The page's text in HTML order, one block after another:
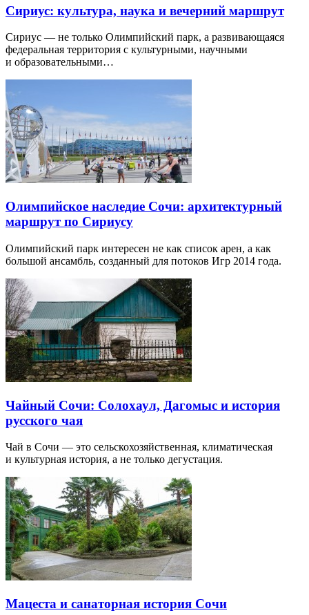
Сириус: культура, наука и вечерний маршрут
Сириус — не только Олимпийский парк, а развивающаяся
федеральная территория с культурными, научными
и образовательными…
Олимпийское наследие Сочи: архитектурный
маршрут по Сириусу
Олимпийский парк интересен не как список арен, а как
большой ансамбль, созданный для потоков Игр 2014 года.
Чайный Сочи: Солохаул, Дагомыс и история
русского чая
Чай в Сочи — это сельскохозяйственная, климатическая
и культурная история, а не только дегустация.
Мацеста и санаторная история Сочи